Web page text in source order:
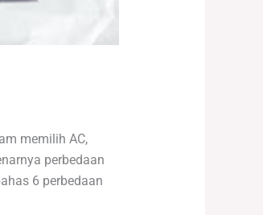
memilih AC,
perbedaan
6 perbedaan